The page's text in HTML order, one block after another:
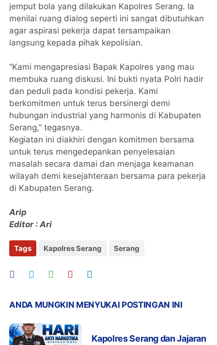
jemput bola yang dilakukan Kapolres Serang. Ia
menilai ruang dialog seperti ini sangat dibutuhkan
agar aspirasi pekerja dapat tersampaikan
langsung kepada pihak kepolisian.
“Kami mengapresiasi Bapak Kapolres yang mau
membuka ruang diskusi. Ini bukti nyata Polri hadir
dan peduli pada kondisi pekerja. Kami
berkomitmen untuk terus bersinergi demi
hubungan industrial yang harmonis di Kabupaten
Serang,” tegasnya.
Kegiatan ini diakhiri dengan komitmen bersama
untuk terus mengedepankan penyelesaian
masalah secara damai dan menjaga keamanan
wilayah demi kesejahteraan bersama para pekerja
di Kabupaten Serang.
Arip
Editor : Ari
Tags Kapolres Serang Serang
ANDA MUNGKIN MENYUKAI POSTINGAN INI
Kapolres Serang dan Jajaran